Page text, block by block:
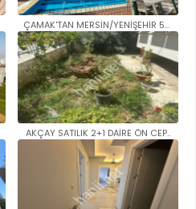
ÇAMAK'TAN MERSİN/YENİŞEHİR 50...
AKÇAY SATILIK 2+1 DAİRE ÖN CEP..